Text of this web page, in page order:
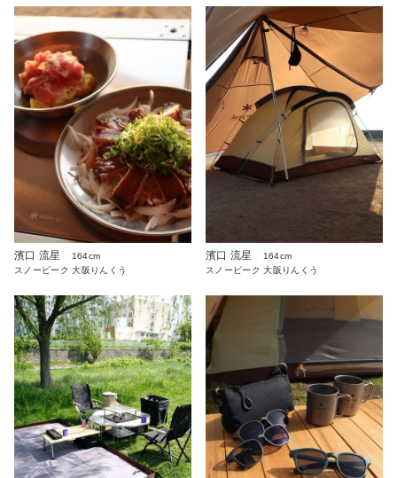
濱口 流星
164cm
スノーピーク 大阪りんくう
濱口 流星
164cm
スノーピーク 大阪りんくう